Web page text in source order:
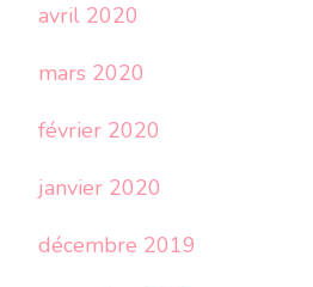
avril 2020
mars 2020
février 2020
janvier 2020
décembre 2019